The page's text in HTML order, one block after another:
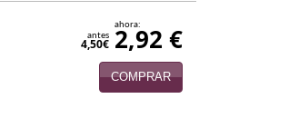
antes
4,50€
ahora:
2,92 €
COMPRAR